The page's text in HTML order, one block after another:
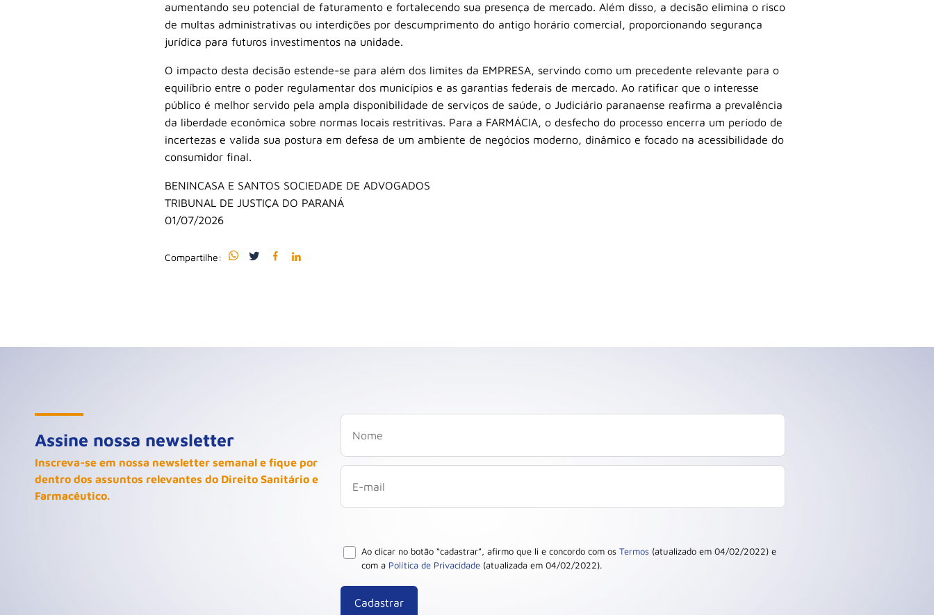
aumentando seu potencial de faturamento e fortalecendo sua presença de mercado. Além disso, a decisão elimina o risco
de multas administrativas ou interdições por descumprimento do antigo horário comercial, proporcionando segurança
jurídica para futuros investimentos na unidade.
O impacto desta decisão estende-se para além dos limites da EMPRESA, servindo como um precedente relevante para o
equilíbrio entre o poder regulamentar dos municípios e as garantias federais de mercado. Ao ratificar que o interesse
público é melhor servido pela ampla disponibilidade de serviços de saúde, o Judiciário paranaense reafirma a prevalência
da liberdade econômica sobre normas locais restritivas. Para a FARMÁCIA, o desfecho do processo encerra um período de
incertezas e valida sua postura em defesa de um ambiente de negócios moderno, dinâmico e focado na acessibilidade do
consumidor final.
BENINCASA E SANTOS SOCIEDADE DE ADVOGADOS
TRIBUNAL DE JUSTIÇA DO PARANÁ
01/07/2026
Compartilhe:
Assine nossa newsletter
Inscreva-se em nossa newsletter semanal e fique por
dentro dos assuntos relevantes do Direito Sanitário e
Farmacêutico.
Ao clicar no botão “cadastrar”, afirmo que li e concordo com os Termos (atualizado em 04/02/2022) e
com a Política de Privacidade (atualizada em 04/02/2022).